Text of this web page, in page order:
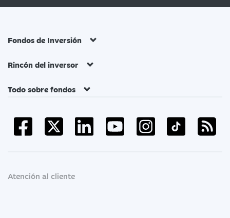
Fondos de Inversión
Rincón del inversor
Todo sobre fondos
Atención al cliente